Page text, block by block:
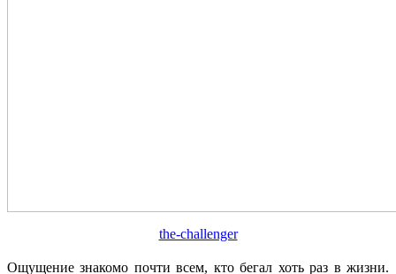
the-challenger
Ощущение знакомо почти всем, кто бегал хоть раз в жизни.